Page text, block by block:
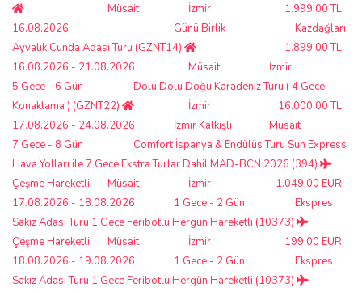
1.999,00 TL
İzmir
Müsait
16.08.2026
Günü Birlik
Kazdağları
Ayvalık Cunda Adası Turu (GZNT14)
1.899,00 TL
İzmir
Müsait
16.08.2026 - 21.08.2026
5 Gece - 6 Gün
Dolu Dolu Doğu Karadeniz Turu ( 4 Gece
Konaklama ) (GZNT22)
16.000,00 TL
İzmir
Müsait
17.08.2026 - 24.08.2026
7 Gece - 8 Gün
İzmir Kalkışlı
Comfort İspanya & Endülüs Turu Sun Express
Hava Yolları ile 7 Gece Ekstra Turlar Dahil MAD-BCN 2026 (394)
1.049,00 EUR
İzmir
Müsait
17.08.2026 - 18.08.2026
1 Gece - 2 Gün
Çeşme Hareketli
Ekspres
Sakız Adası Turu 1 Gece Feribotlu Hergün Hareketli (10373)
199,00 EUR
İzmir
Müsait
18.08.2026 - 19.08.2026
1 Gece - 2 Gün
Çeşme Hareketli
Ekspres
Sakız Adası Turu 1 Gece Feribotlu Hergün Hareketli (10373)